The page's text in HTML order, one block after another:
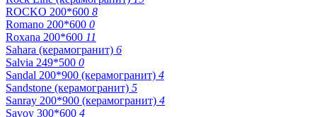
ROCKO 200*600 8
Romano 200*600 0
Roxana 200*600 11
Sahara (керамогранит) 6
Salvia 249*500 0
Sandal 200*900 (керамогранит) 4
Sandstone (керамогранит) 5
Sanray 200*900 (керамогранит) 4
Savoy 300*600 4